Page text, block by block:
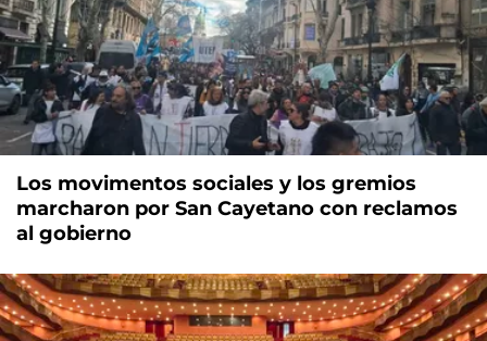
Los movimentos sociales y los gremios
marcharon por San Cayetano con reclamos
al gobierno